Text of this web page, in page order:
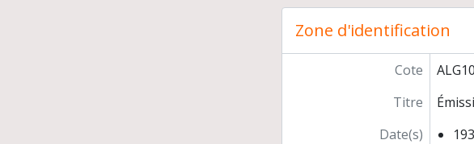
"Pr. Leroi-
Revue de presse
Enseignement et
Participation à des
Carrière
Zone d'identification
Cote
Titre
Date(s)